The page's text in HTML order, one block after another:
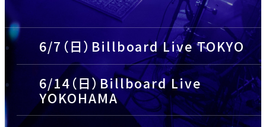
6/7（日）Billboard Live TOKYO
6/14（日）Billboard Live
YOKOHAMA